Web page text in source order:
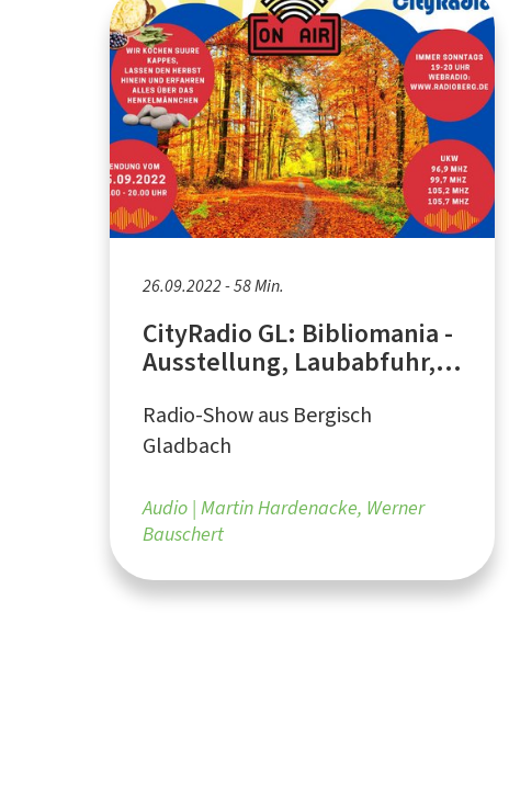
26.09.2022 - 58 Min.
CityRadio GL: Bibliomania -
Ausstellung, Laubabfuhr,
Pflastersteine
Radio-Show aus Bergisch
Gladbach
Audio Martin Hardenacke, Werner
Bauschert